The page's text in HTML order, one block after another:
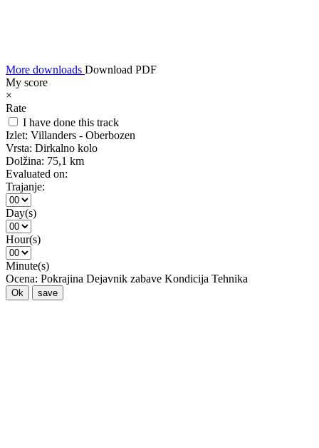
More downloads Download PDF
My score
×
Rate
I have done this track
Izlet: Villanders - Oberbozen
Vrsta: Dirkalno kolo
Dolžina: 75,1 km
Evaluated on:
Trajanje:
Day(s)
Hour(s)
Minute(s)
Ocena: Pokrajina Dejavnik zabave Kondicija Tehnika
Ok save